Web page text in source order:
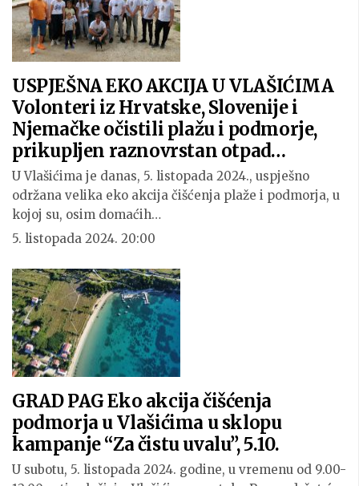
USPJEŠNA EKO AKCIJA U VLAŠIĆIMA
Volonteri iz Hrvatske, Slovenije i
Njemačke očistili plažu i podmorje,
prikupljen raznovrstan otpad…
U Vlašićima je danas, 5. listopada 2024., uspješno
održana velika eko akcija čišćenja plaže i podmorja, u
kojoj su, osim domaćih…
5. listopada 2024. 20:00
GRAD PAG Eko akcija čišćenja
podmorja u Vlašićima u sklopu
kampanje “Za čistu uvalu”, 5.10.
U subotu, 5. listopada 2024. godine, u vremenu od 9.00-